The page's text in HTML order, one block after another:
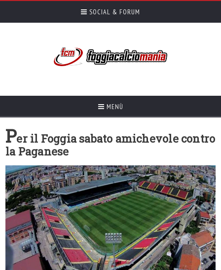
SOCIAL & FORUM
MENÙ
Per il Foggia sabato amichevole contro
la Paganese